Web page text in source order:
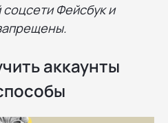
Фейсбук и
аккаунты